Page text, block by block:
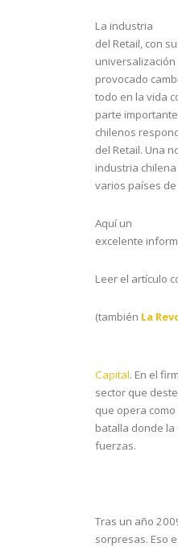
La industria
del Retail, con
provocado
todo en la vida
parte
chilenos
del Retail. Una
industria
varios países
Aquí un
excelente
Leer el artículo
(también La
Capital. En el
sector que
que opera
batalla donde la
fuerzas.
Tras un año
sorpresas. Eso